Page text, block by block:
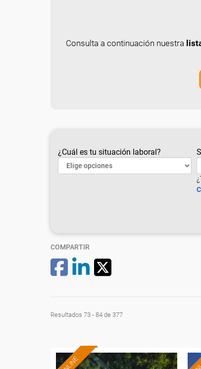
Consulta a continuación nuestra
¿Cuál es tu situación laboral?
COMPARTIR
Resultados 73 - 84 de 377